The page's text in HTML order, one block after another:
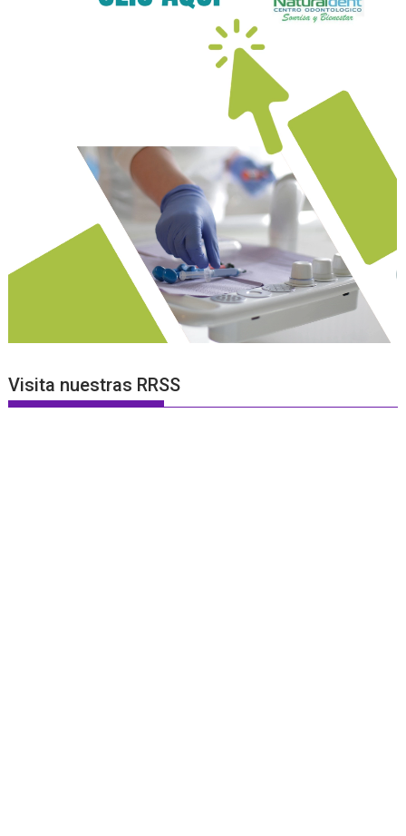
Visita nuestras RRSS